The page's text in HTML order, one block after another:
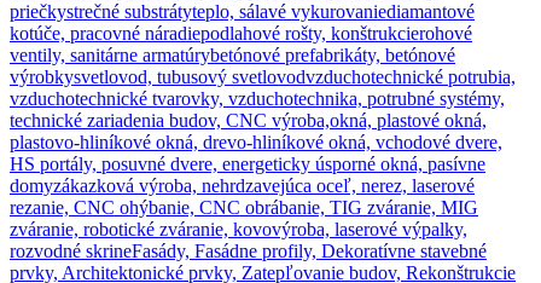
priečkystrečné substrátyteplo, sálavé vykurovaniediamantové
kotúče, pracovné náradiepodlahové rošty, konštrukcierohové
ventily, sanitárne armatúrybetónové prefabrikáty, betónové
výrobkysvetlovod, tubusový svetlovodvzduchotechnické potrubia,
vzduchotechnické tvarovky, vzduchotechnika, potrubné systémy,
technické zariadenia budov, CNC výroba,okná, plastové okná,
plastovo-hliníkové okná, drevo-hliníkové okná, vchodové dvere,
HS portály, posuvné dvere, energeticky úsporné okná, pasívne
domyzákazková výroba, nehrdzavejúca oceľ, nerez, laserové
rezanie, CNC ohýbanie, CNC obrábanie, TIG zváranie, MIG
zváranie, robotické zváranie, kovovýroba, laserové výpalky,
rozvodné skrineFasády, Fasádne profily, Dekoratívne stavebné
prvky, Architektonické prvky, Zatepľovanie budov, Rekonštrukcie